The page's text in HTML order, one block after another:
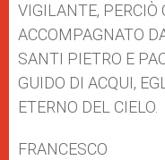
VIGILANTE, PERCIÒ
ACCOMPAGNATO
SANTI PIETRO E
GUIDO DI ACQUI,
ETERNO DEL CIELO.
FRANCESCO